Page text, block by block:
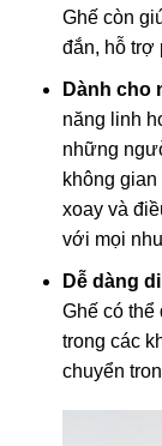
Ghế còn
đắn, hỗ trợ
Dành cho
năng linh
những
không
xoay và
với mọi
Dễ dàng
Ghế có thể
trong các
chuyển